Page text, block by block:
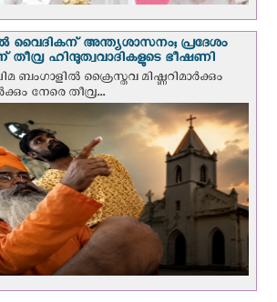
വൈദികന് അന്ത്യശാസനം; പ്രദേശം
തീവ്ര ഹിന്ദുത്വവാദികളുടെ ഭീഷണി
ബംഗാളിൽ ക്രൈസ്തവ മിഷ്ണറിമാർക്കും
നേരെ തീവ്ര...